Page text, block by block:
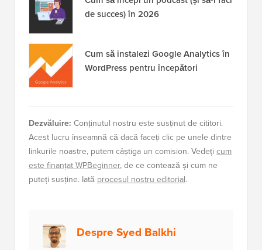
de succes) în 2026
Cum să instalezi Google Analytics în
WordPress pentru începători
Dezvăluire: Conținutul nostru este susținut de cititori.
Acest lucru înseamnă că dacă faceți clic pe unele dintre
linkurile noastre, putem câștiga un comision. Vedeți cum
este finanțat WPBeginner, de ce contează și cum ne
puteți susține. Iată procesul nostru editorial.
Despre Syed Balkhi